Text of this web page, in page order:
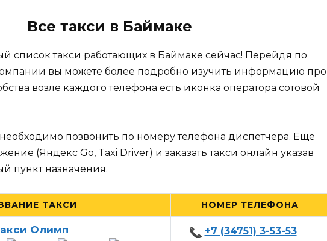
Все такси в Баймаке
список такси работающих в Баймаке сейчас! Перейдя по
вы можете более подробно изучить информацию про
возле каждого телефона есть иконка оператора сотовой
позвонить по номеру телефона диспетчера. Еще
(Яндекс Go, Taxi Driver) и заказать такси онлайн указав
пункт назначения.
ТАКСИ НОМЕР ТЕЛЕФОНА
Олимп
+7 (34751) 3-53-53